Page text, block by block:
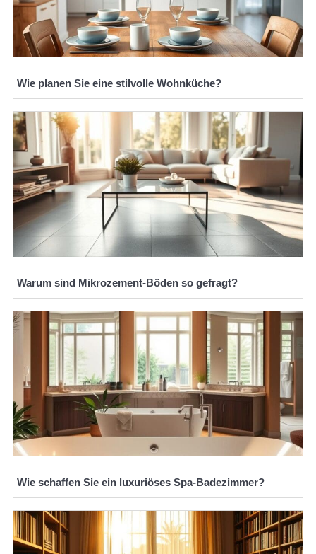
Wie planen Sie eine stilvolle Wohnküche?
Warum sind Mikrozement-Böden so gefragt?
Wie schaffen Sie ein luxuriöses Spa-Badezimmer?